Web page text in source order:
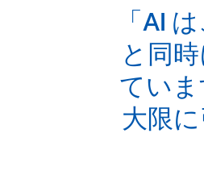
「AI
と同
てい
大限